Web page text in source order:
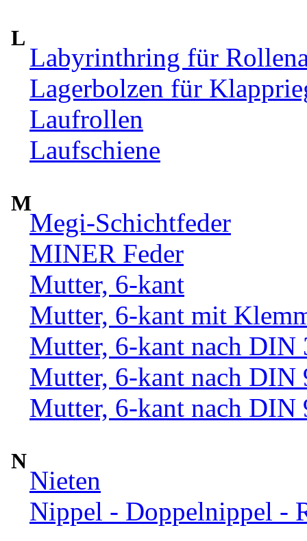
L
Labyrinthring für
Lagerbolzen für
Laufrollen
Laufschiene
M
Megi-Schichtfeder
MINER Feder
Mutter, 6-kant
Mutter, 6-kant mit
Mutter, 6-kant nach DIN
Mutter, 6-kant nach DIN
Mutter, 6-kant nach DIN
N
Nieten
Nippel - Doppelnippel -